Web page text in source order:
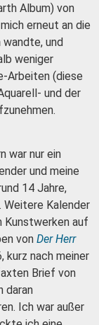
Album) von
erneut an die
wandte, und
weniger
Arbeiten (diese
und der
war nur ein
und meine
14 Jahre,
Weitere Kalender
Kunstwerken auf
von Der Herr
kurz nach meiner
Brief von
daran
Ich war außer